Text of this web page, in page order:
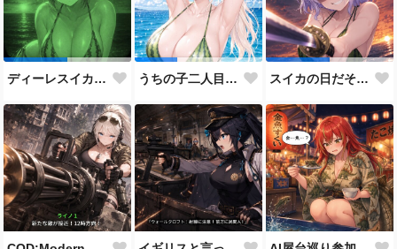
ディーレスイカビキニ うちの子二人目スイカの日 スイカの日だそうなので、仲の良い先輩後輩でスイカ割り（意味深）